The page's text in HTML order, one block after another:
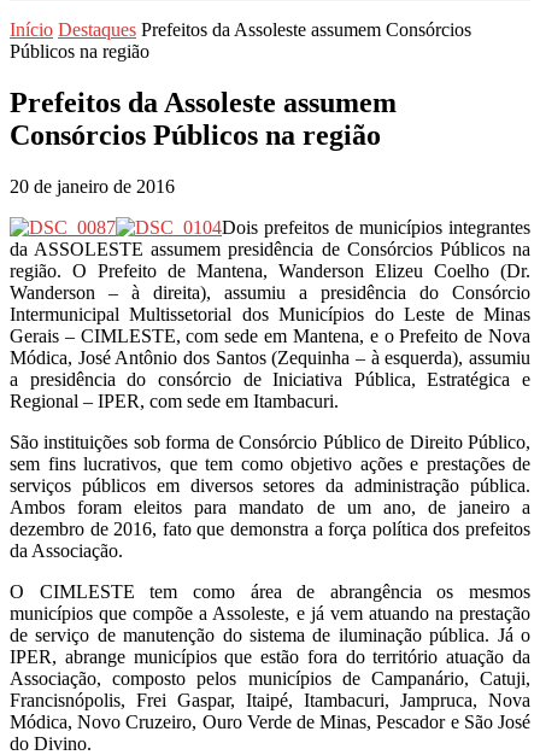
Início Destaques Prefeitos da Assoleste assumem Consórcios
Públicos na região
Prefeitos da Assoleste assumem
Consórcios Públicos na região
20 de janeiro de 2016
Dois prefeitos de municípios integrantes
da ASSOLESTE assumem presidência de Consórcios Públicos na
região. O Prefeito de Mantena, Wanderson Elizeu Coelho (Dr.
Wanderson – à direita), assumiu a presidência do Consórcio
Intermunicipal Multissetorial dos Municípios do Leste de Minas
Gerais – CIMLESTE, com sede em Mantena, e o Prefeito de Nova
Módica, José Antônio dos Santos (Zequinha – à esquerda), assumiu
a presidência do consórcio de Iniciativa Pública, Estratégica e
Regional – IPER, com sede em Itambacuri.
São instituições sob forma de Consórcio Público de Direito Público,
sem fins lucrativos, que tem como objetivo ações e prestações de
serviços públicos em diversos setores da administração pública.
Ambos foram eleitos para mandato de um ano, de janeiro a
dezembro de 2016, fato que demonstra a força política dos prefeitos
da Associação.
O CIMLESTE tem como área de abrangência os mesmos
municípios que compõe a Assoleste, e já vem atuando na prestação
de serviço de manutenção do sistema de iluminação pública. Já o
IPER, abrange municípios que estão fora do território atuação da
Associação, composto pelos municípios de Campanário, Catuji,
Francisnópolis, Frei Gaspar, Itaipé, Itambacuri, Jampruca, Nova
Módica, Novo Cruzeiro, Ouro Verde de Minas, Pescador e São José
do Divino.